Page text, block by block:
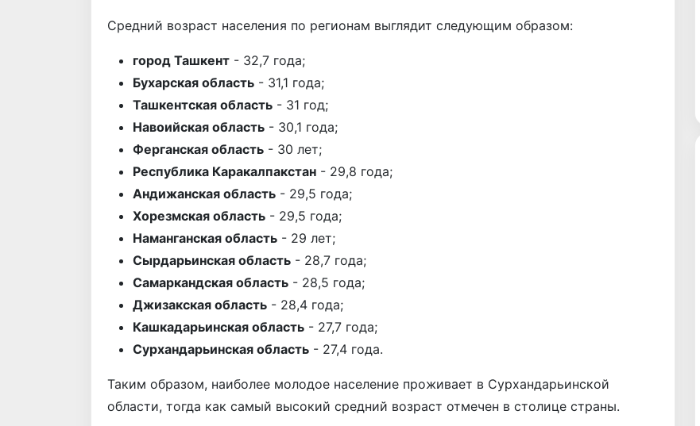
Средний возраст населения по регионам выглядит следующим образом:
город Ташкент - 32,7 года;
Бухарская область - 31,1 года;
Ташкентская область - 31 год;
Навоийская область - 30,1 года;
Ферганская область - 30 лет;
Республика Каракалпакстан - 29,8 года;
Андижанская область - 29,5 года;
Хорезмская область - 29,5 года;
Наманганская область - 29 лет;
Сырдарьинская область - 28,7 года;
Самаркандская область - 28,5 года;
Джизакская область - 28,4 года;
Кашкадарьинская область - 27,7 года;
Сурхандарьинская область - 27,4 года.
Таким образом, наиболее молодое население проживает в Сурхандарьинской
области, тогда как самый высокий средний возраст отмечен в столице страны.